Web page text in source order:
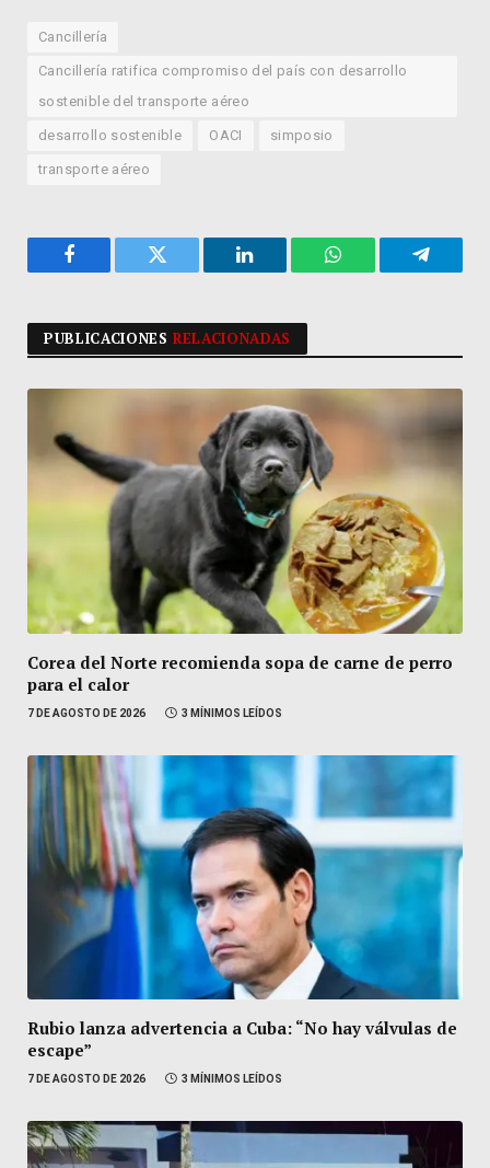
Cancillería
Cancillería ratifica compromiso del país con desarrollo
sostenible del transporte aéreo
desarrollo sostenible OACI simposio
transporte aéreo
Facebook Twitter LinkedIn WhatsApp
PUBLICACIONESRELACIONADAS
Corea del Norte recomienda sopa de carne de perro
para el calor
7 DE AGOSTO DE 2026 3 MÍNIMOS LEÍDOS
Rubio lanza advertencia a Cuba: “No hay válvulas de
escape”
7 DE AGOSTO DE 2026 3 MÍNIMOS LEÍDOS